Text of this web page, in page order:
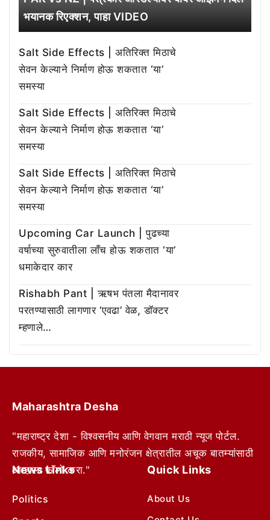
भयानक रिएक्शन, पाहा VIDEO
Salt Side Effects | अतिरिक्त मिठाचे
सेवन केल्याने निर्माण होऊ शकतात ‘या’
समस्या
Salt Side Effects | अतिरिक्त मिठाचे
सेवन केल्याने निर्माण होऊ शकतात ‘या’
समस्या
Salt Side Effects | अतिरिक्त मिठाचे
सेवन केल्याने निर्माण होऊ शकतात ‘या’
समस्या
Upcoming Car Launch | पुढच्या
वर्षाच्या सुरुवातीला लाँच होऊ शकतात ‘या’
धमाकेदार कार
Rishabh Pant | ऋषभ पंतला मैदानावर
परतण्यासाठी लागणार ‘एवढा’ वेळ, डॉक्टर
म्हणाले…
Maharashtra Desha
"महाराष्ट्र देशा - विश्वसनीय आणि वेगवान मराठी न्यूज पोर्टल.
राजकीय, सामाजिक आणि मनोरंजन क्षेत्रातील अचूक बातम्यांसाठी
आम्हाला फॉलो करा."
News Links
Politics
Quick Links
About Us